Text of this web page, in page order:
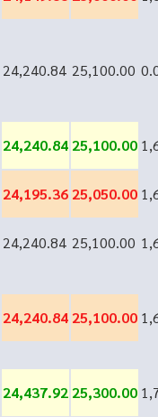
24,240.84 25,100.00
24,240.84 25,100.00
24,195.36 25,050.00
24,240.84 25,100.00
24,240.84 25,100.00
24,437.92 25,300.00